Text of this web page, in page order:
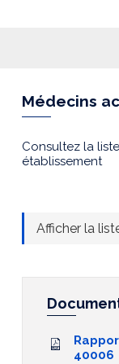
Médecins
Consultez la
établissement
Afficher la
40006